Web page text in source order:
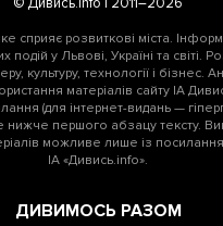
сприяє розвиткові міста.
у Львові, Україні та світі.
культуру, технології і бізнес.
матеріалів сайту ІА
(для інтернет-видань —
нижче першого абзацу тексту.
можливе лише із
ІА «Дивись.info».
ДИВИМОСЬ РАЗОМ